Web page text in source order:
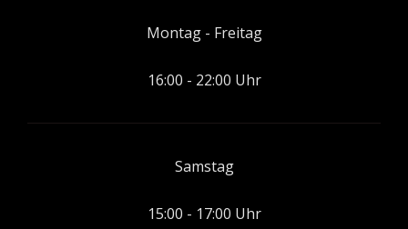
Montag - Freitag
16:00 - 22:00 Uhr
Samstag
15:00 - 17:00 Uhr